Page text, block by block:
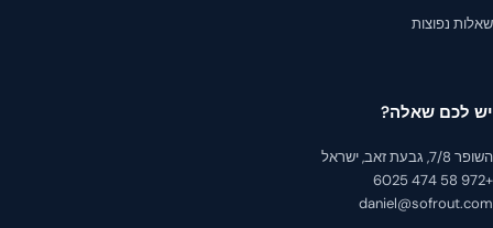
נפוצות
לכם שאלה?
גבעת זאב, ישראל